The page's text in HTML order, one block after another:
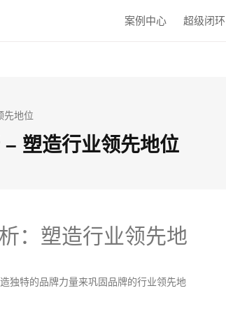
案例中心 超级闭环
先地位
塑造行业领先地位
：塑造行业领先地
独特的品牌力量来巩固品牌的行业领先地